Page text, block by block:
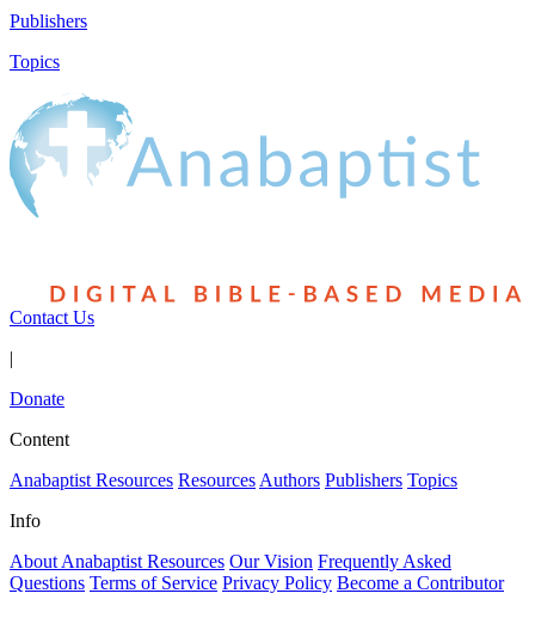
Publishers
Topics
Contact Us
|
Donate
Content
Anabaptist Resources Resources Authors Publishers Topics
Info
About Anabaptist Resources Our Vision Frequently Asked
Questions Terms of Service Privacy Policy Become a Contributor